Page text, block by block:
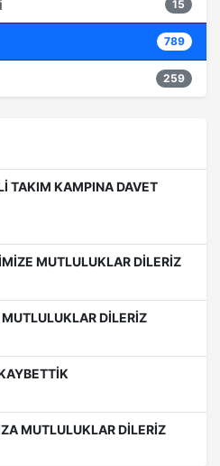
15
789
259
TAKIM KAMPINA DAVET
MUTLULUKLAR DİLERİZ
DİLERİZ
MUTLULUKLAR DİLERİZ